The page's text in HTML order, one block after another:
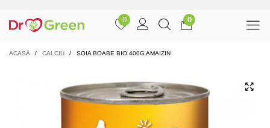
0 0
ACASĂ / CALCIU / SOIA BOABE BIO 400G AMAIZIN